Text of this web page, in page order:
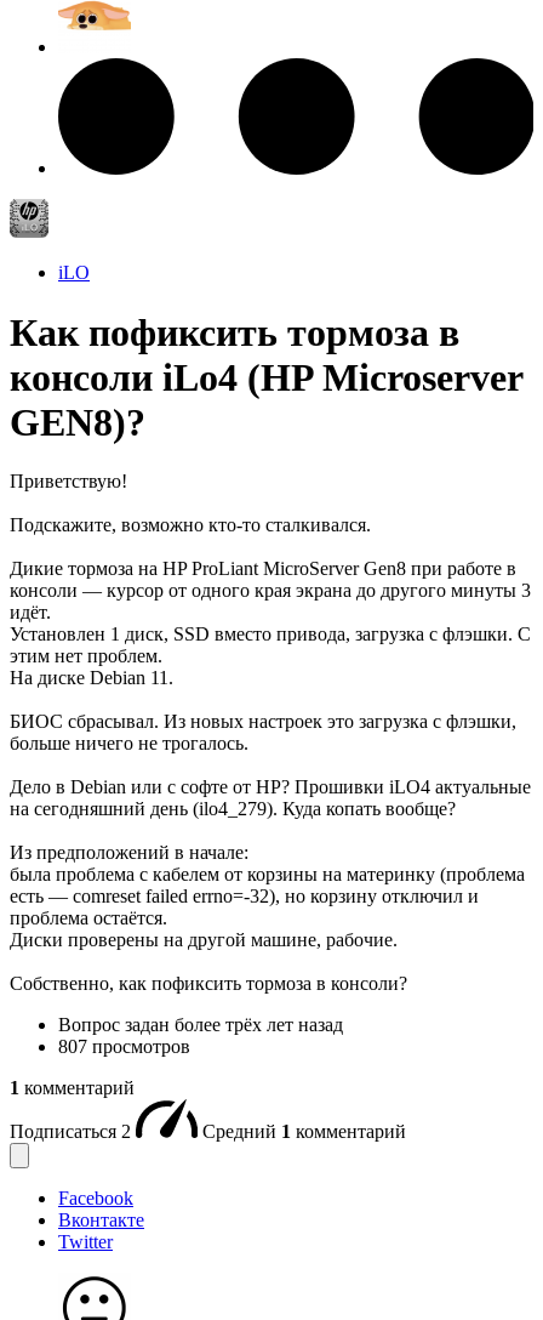
iLO
Как пофиксить тормоза в
консоли iLo4 (HP Microserver
GEN8)?
Приветствую!
Подскажите, возможно кто-то сталкивался.
Дикие тормоза на HP ProLiant MicroServer Gen8 при работе в
консоли — курсор от одного края экрана до другого минуты 3
идёт.
Установлен 1 диск, SSD вместо привода, загрузка с флэшки. С
этим нет проблем.
На диске Debian 11.
БИОС сбрасывал. Из новых настроек это загрузка с флэшки,
больше ничего не трогалось.
Дело в Debian или с софте от HP? Прошивки iLO4 актуальные
на сегодняшний день (ilo4_279). Куда копать вообще?
Из предположений в начале:
была проблема с кабелем от корзины на материнку (проблема
есть — comreset failed errno=-32), но корзину отключил и
проблема остаётся.
Диски проверены на другой машине, рабочие.
Собственно, как пофиксить тормоза в консоли?
Вопрос задан более трёх лет назад
807 просмотров
1 комментарий
Подписаться 2 Средний 1 комментарий
Facebook
Вконтакте
Twitter